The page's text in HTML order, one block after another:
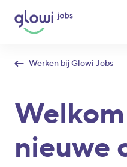
Kantoren
Nieuws
Werken bij Glowi Jobs
nieuwe